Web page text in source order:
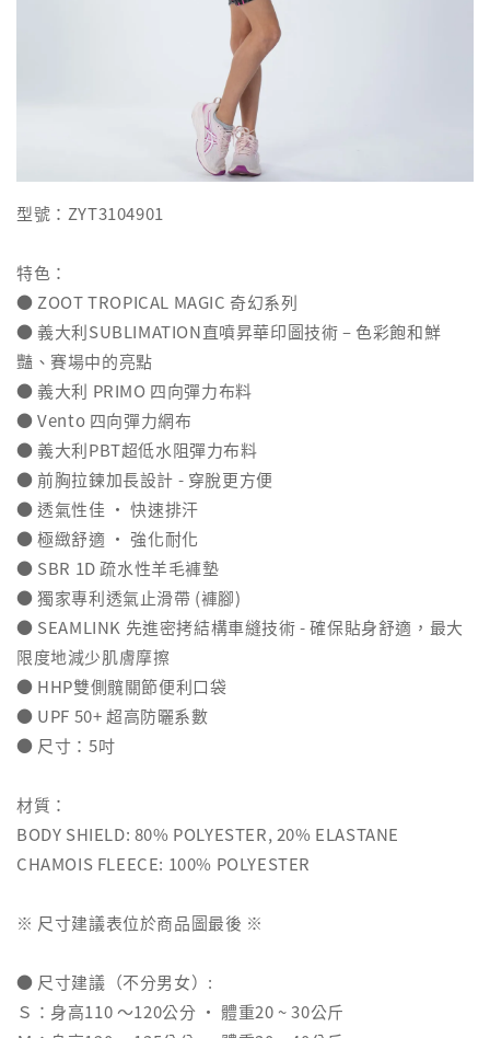
型號：ZYT3104901
特色：
● ZOOT TROPICAL MAGIC 奇幻系列
● 義大利SUBLIMATION直噴昇華印圖技術 – 色彩飽和鮮
豔、賽場中的亮點
● 義大利 PRIMO 四向彈力布料
● Vento 四向彈力網布
● 義大利PBT超低水阻彈力布料
● 前胸拉鍊加長設計 - 穿脫更方便
● 透氣性佳 ‧ 快速排汗
● 極緻舒適 ‧ 強化耐化
● SBR 1D 疏水性羊毛褲墊
● 獨家專利透氣止滑帶 (褲腳)
● SEAMLINK 先進密拷結構車縫技術 - 確保貼身舒適，最大
限度地減少肌膚摩擦
● HHP雙側髖關節便利口袋
● UPF 50+ 超高防曬系數
● 尺寸：5吋
材質：
BODY SHIELD: 80% POLYESTER, 20% ELASTANE
CHAMOIS FLEECE: 100% POLYESTER
※ 尺寸建議表位於商品圖最後 ※
● 尺寸建議（不分男女）:
Ｓ：身高110 ～120公分 ‧ 體重20 ~ 30公斤